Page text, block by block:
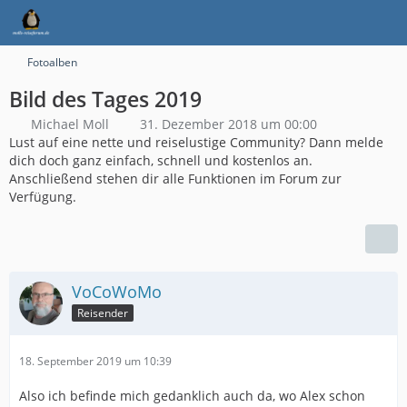
Fotoalben
Bild des Tages 2019
Michael Moll
31. Dezember 2018 um 00:00
Lust auf eine nette und reiselustige Community? Dann melde
dich doch ganz einfach, schnell und kostenlos an.
Anschließend stehen dir alle Funktionen im Forum zur
Verfügung.
VoCoWoMo
Reisender
18. September 2019 um 10:39
Also ich befinde mich gedanklich auch da, wo Alex schon